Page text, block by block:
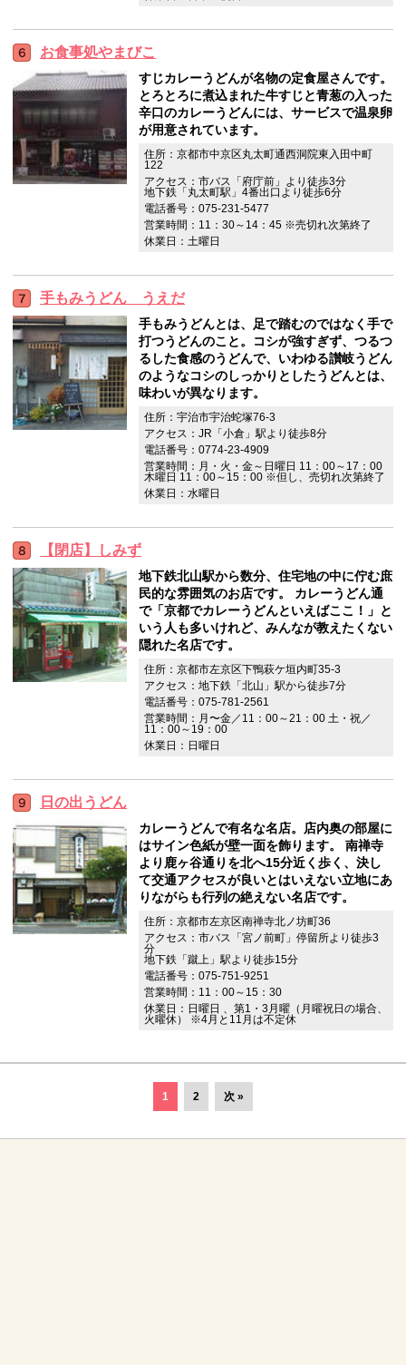
お食事処やまびこ
すじカレーうどんが名物の定食屋さんです。
とろとろに煮込まれた牛すじと青葱の入った
辛口のカレーうどんには、サービスで温泉卵
が用意されています。
住所：京都市中京区丸太町通西洞院東入田中町
122
アクセス：市バス「府庁前」より徒歩3分
地下鉄「丸太町駅」4番出口より徒歩6分
電話番号：075-231-5477
営業時間：11：30～14：45 ※売切れ次第終了
休業日：土曜日
手もみうどん うえだ
手もみうどんとは、足で踏むのではなく手で
打つうどんのこと。コシが強すぎず、つるつ
るした食感のうどんで、いわゆる讃岐うどん
のようなコシのしっかりとしたうどんとは、
味わいが異なります。
住所：宇治市宇治蛇塚76-3
アクセス：JR「小倉」駅より徒歩8分
電話番号：0774-23-4909
営業時間：月・火・金～日曜日 11：00～17：00
木曜日 11：00～15：00 ※但し、売切れ次第終了
休業日：水曜日
【閉店】しみず
地下鉄北山駅から数分、住宅地の中に佇む庶
民的な雰囲気のお店です。 カレーうどん通
で「京都でカレーうどんといえばここ！」と
いう人も多いけれど、みんなが教えたくない
隠れた名店です。
住所：京都市左京区下鴨萩ケ垣内町35-3
アクセス：地下鉄「北山」駅から徒歩7分
電話番号：075-781-2561
営業時間：月〜金／11：00～21：00 土・祝／
11：00～19：00
休業日：日曜日
日の出うどん
カレーうどんで有名な名店。店内奥の部屋に
はサイン色紙が壁一面を飾ります。 南禅寺
より鹿ヶ谷通りを北へ15分近く歩く、決し
て交通アクセスが良いとはいえない立地にあ
りながらも行列の絶えない名店です。
住所：京都市左京区南禅寺北ノ坊町36
アクセス：市バス「宮ノ前町」停留所より徒歩3
分
地下鉄「蹴上」駅より徒歩15分
電話番号：075-751-9251
営業時間：11：00～15：30
休業日：日曜日 、第1・3月曜（月曜祝日の場合、
火曜休） ※4月と11月は不定休
1 2 次 »